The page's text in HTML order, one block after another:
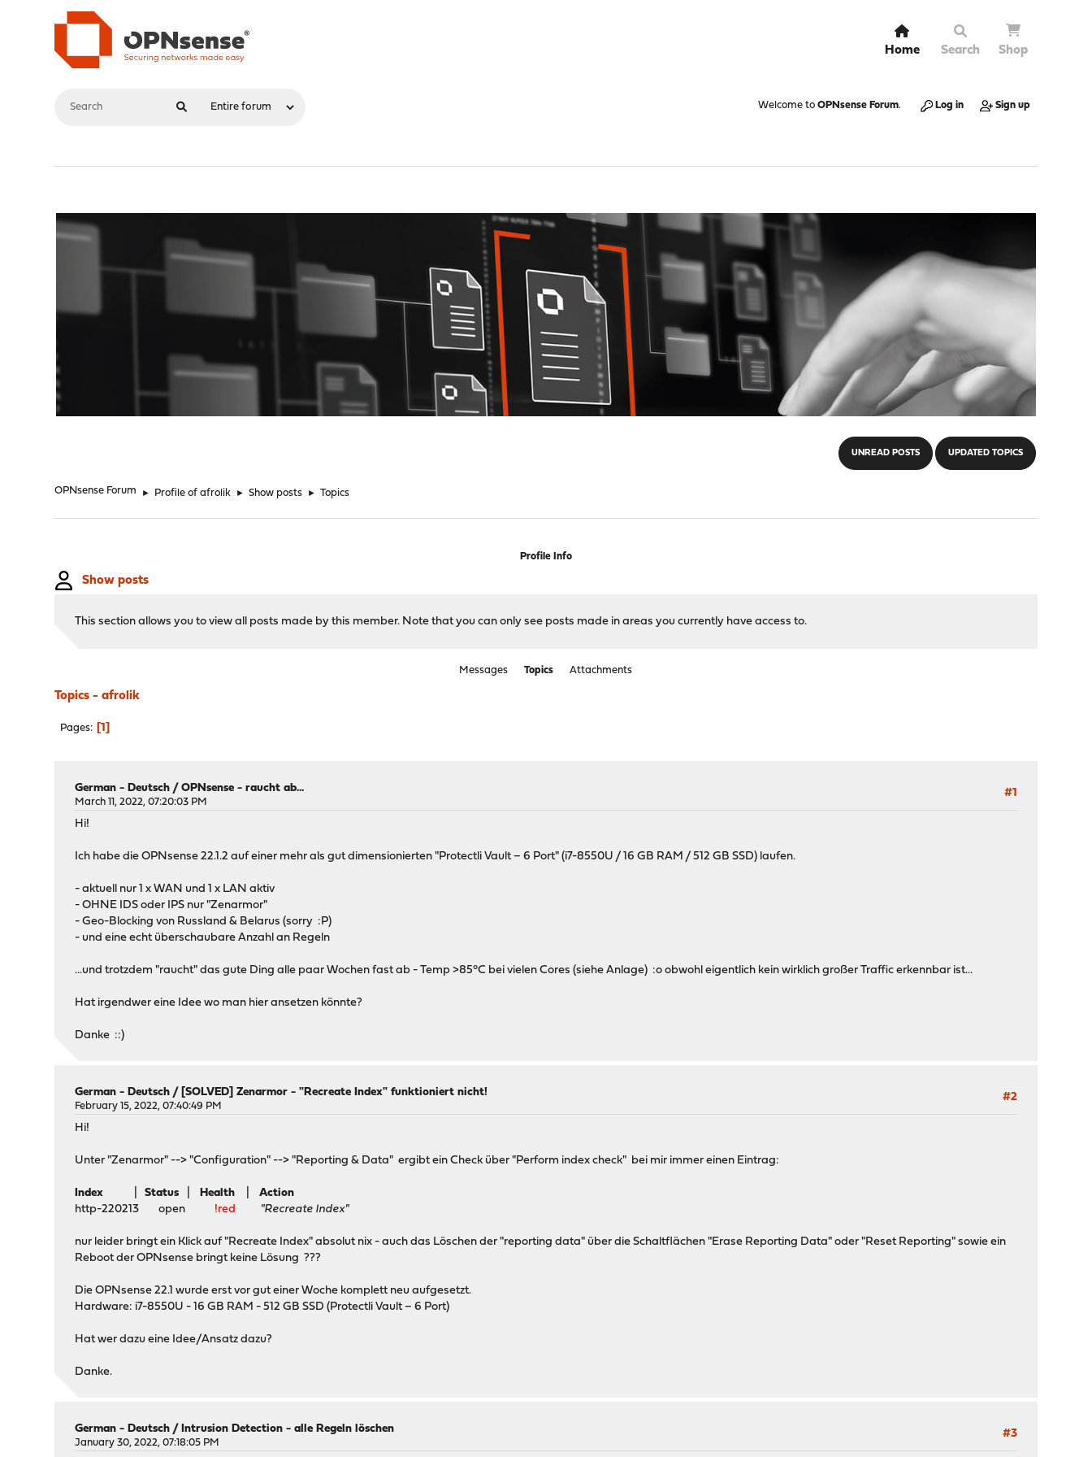
Home Search Shop
Welcome to OPNsense Forum. Log in Sign up
UNREAD POSTS UPDATED TOPICS
OPNsense Forum ► Profile of afrolik ► Show posts ► Topics
Profile Info
Show posts
This section allows you to view all posts made by this member. Note that you can only see posts made in areas you currently have access to.
Messages Topics Attachments
Topics - afrolik
Pages 1
#1
German - Deutsch /OPNsense - raucht ab...
March 11, 2022, 07:20:03 PM
Hi!
Ich habe die OPNsense 22.1.2 auf einer mehr als gut dimensionierten "Protectli Vault – 6 Port" (i7-8550U / 16 GB RAM / 512 GB SSD) laufen.
- aktuell nur 1 x WAN und 1 x LAN aktiv
- OHNE IDS oder IPS nur "Zenarmor"
- Geo-Blocking von Russland & Belarus (sorry :P)
- und eine echt überschaubare Anzahl an Regeln
...und trotzdem "raucht" das gute Ding alle paar Wochen fast ab - Temp >85°C bei vielen Cores (siehe Anlage) :o obwohl eigentlich kein wirklich großer Traffic erkennbar ist...
Hat irgendwer eine Idee wo man hier ansetzen könnte?
Danke ::)
#2
German - Deutsch / [SOLVED] Zenarmor - "Recreate Index" funktioniert nicht!
February 15, 2022, 07:40:49 PM
Hi!
Unter "Zenarmor" --> "Configuration" --> "Reporting & Data" ergibt ein Check über "Perform index check" bei mir immer einen Eintrag:
Index |Status |Health |Action
http-220213 open !red "Recreate Index"
nur leider bringt ein Klick auf "Recreate Index" absolut nix - auch das Löschen der "reporting data" über die Schaltflächen "Erase Reporting Data" oder "Reset Reporting" sowie ein
Reboot der OPNsense bringt keine Lösung ???
Die OPNsense 22.1 wurde erst vor gut einer Woche komplett neu aufgesetzt.
Hardware: i7-8550U - 16 GB RAM - 512 GB SSD (Protectli Vault – 6 Port)
Hat wer dazu eine Idee/Ansatz dazu?
Danke.
#3
German - Deutsch /Intrusion Detection - alle Regeln löschen
January 30, 2022, 07:18:05 PM